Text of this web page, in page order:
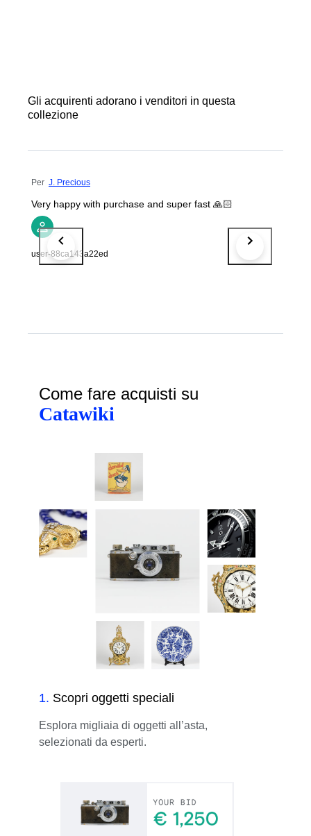
Gli acquirenti adorano i venditori in questa
collezione
Per J. Precious
Very happy with purchase and super fast 🙏🏻
user-88ca143a22ed
Come fare acquisti su
Catawiki
1. Scopri oggetti speciali
Esplora migliaia di oggetti all’asta,
selezionati da esperti.